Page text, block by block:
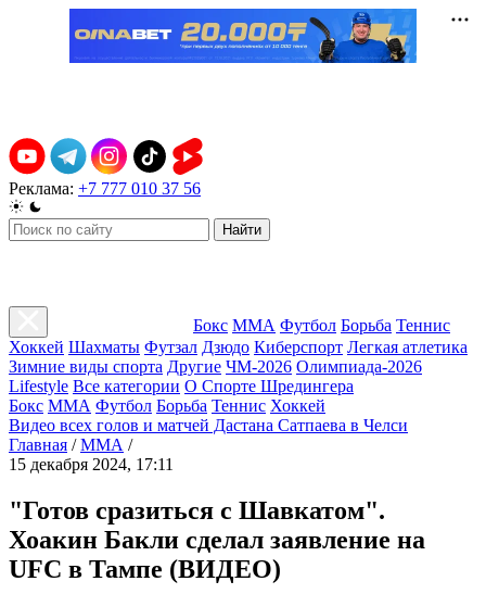
Реклама: +7 777 010 37 56
Найти
Бокс ММА Футбол Борьба Теннис
Хоккей Шахматы Футзал Дзюдо Киберспорт Легкая атлетика
Зимние виды спорта Другие ЧМ-2026 Олимпиада-2026
Lifestyle Все категории О Спорте Шредингера
Бокс ММА Футбол Борьба Теннис Хоккей
Видео всех голов и матчей Дастана Сатпаева в Челси
Главная / ММА /
15 декабря 2024, 17:11
"Готов сразиться с Шавкатом".
Хоакин Бакли сделал заявление на
UFC в Тампе (ВИДЕО)